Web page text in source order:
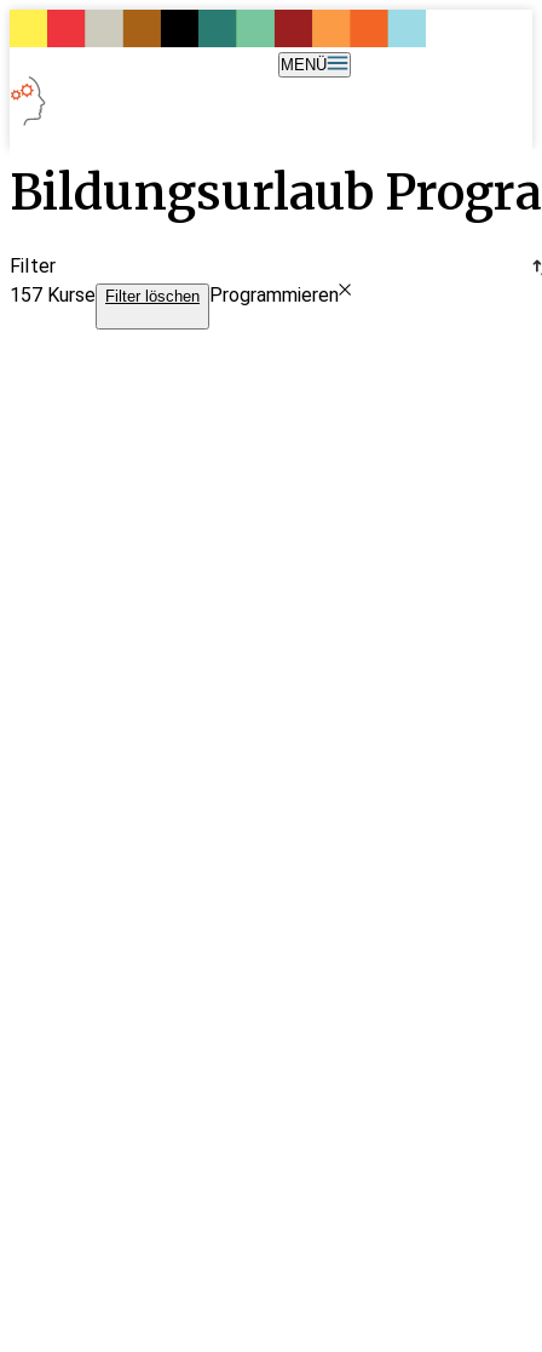
MENÜ
Bildungsurlaub
Filter
157 Kurse Filter löschen Programmieren